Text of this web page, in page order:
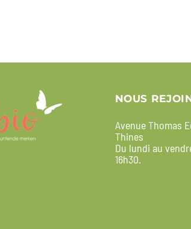
NOUS
Avenue Thomas
Thines
Du lundi au
16h30.